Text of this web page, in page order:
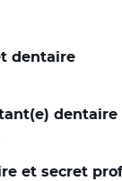
dentaire
dentaire
et secret